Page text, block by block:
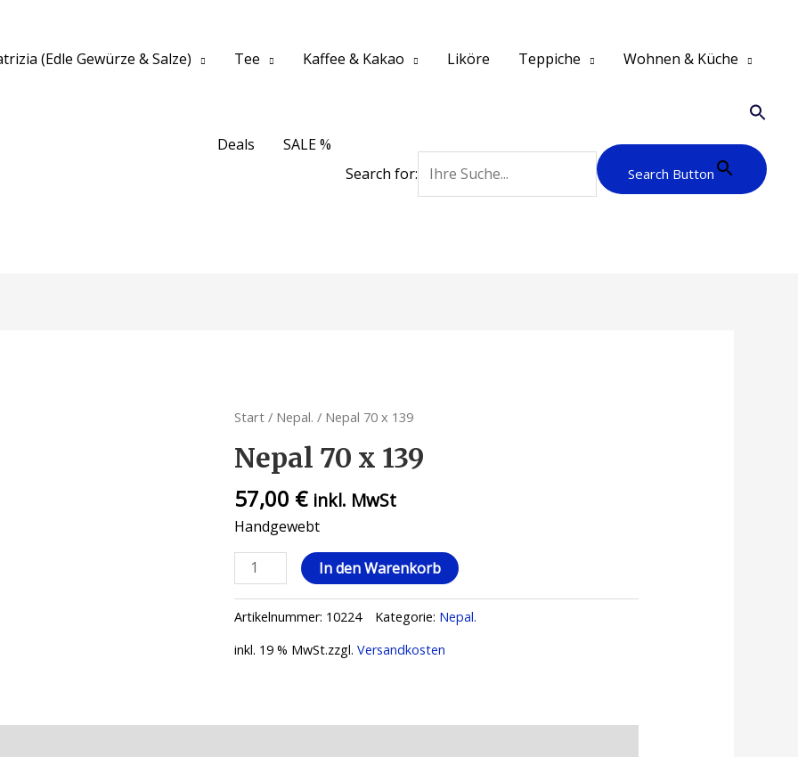
(Edle Gewürze & Salze) Tee Kaffee & Kakao Liköre Teppiche Wohnen & Küche
Deals
SALE %
Search for:
Search Button
Start / Nepal. / Nepal 70 x 139
Nepal 70 x 139
57,00 € inkl. MwSt
Handgewebt
In den Warenkorb
Artikelnummer: 10224 Kategorie: Nepal.
inkl. 19 % MwSt.zzgl.Versandkosten